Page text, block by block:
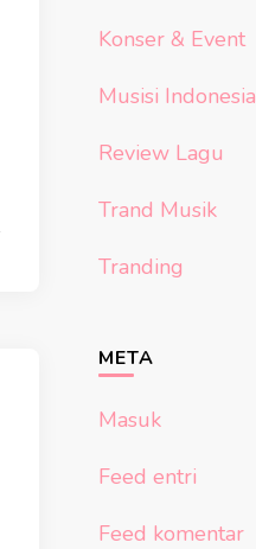
Konser & Event
Musisi Indonesia
Review Lagu
Trand Musik
Tranding
META
Masuk
Feed entri
Feed komentar